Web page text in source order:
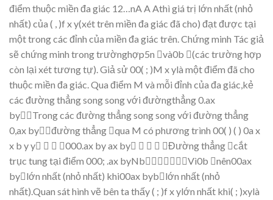
điểm thuộc miền đa giác 12…nAAAthì giá trị lớn nhất(nhỏ
nhất) của ( , )fxy(xéttrên miền đa giác đã cho) đạt được tại
một trong các đỉnh của miền đa giác trên.Chứng minh Tác giả
sẽ chứngminh trongtrườnghợp5n và0b (các trườnghợp
còn lại xéttương tự).Giả sử00( ; )M xylà mộtđiểm đã cho
thuộc miền đa giác.Qua điểm M và mỗi đỉnh của đa giác,kẻ
các đường thẳng song song với đườngthẳng0.ax
byTrong các đường thẳngsong song với đườngthẳng
0,ax byđườngthẳng qua M có phươngtrình 00( ) ( ) 0a x
x b yy   000.ax byax by    Đường thẳng cắt
trục tung tại điểm 000; .ax byNbVì0b nên00ax
bylớn nhất (nhỏnhất) khi00ax byblớn nhất (nhỏ
nhất).Quan sáthình vẽ bên ta thấy( ; )fxylớn nhất khi( ; )xylà